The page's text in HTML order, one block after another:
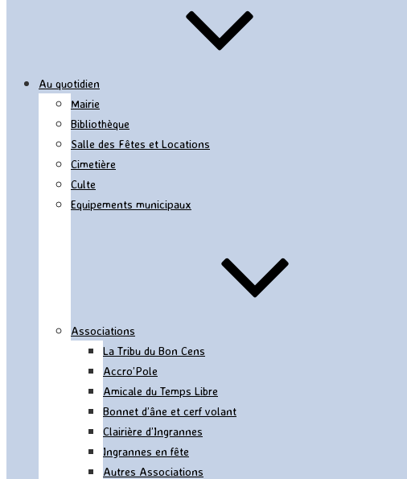
Au quotidien
Mairie
Bibliothèque
Salle des Fêtes et Locations
Cimetière
Culte
Equipements municipaux
Associations
La Tribu du Bon Cens
Accro’Pole
Amicale du Temps Libre
Bonnet d’âne et cerf volant
Clairière d’Ingrannes
Ingrannes en fête
Autres Associations